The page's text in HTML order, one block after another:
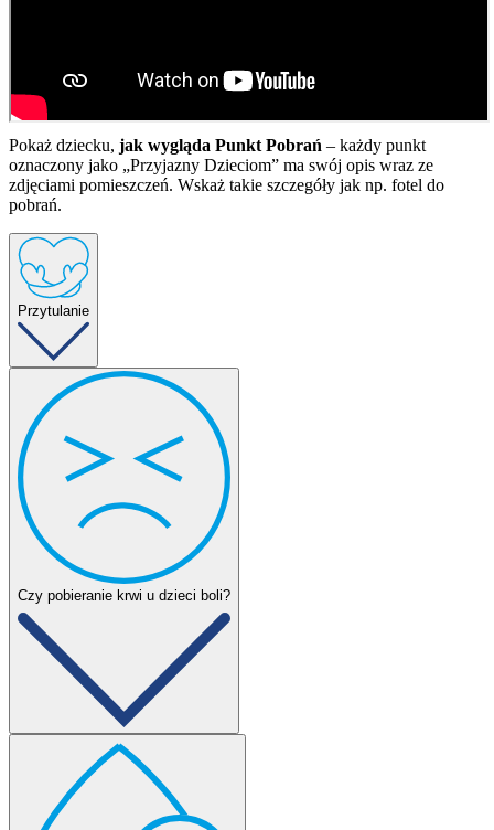
Pokaż dziecku, jak wygląda Punkt Pobrań – każdy punkt
oznaczony jako „Przyjazny Dzieciom” ma swój opis wraz ze
zdjęciami pomieszczeń. Wskaż takie szczegóły jak np. fotel do
pobrań.
Przytulanie
Zapewnij dziecko o swojej obecności i wsparciu podczas badania.
Mocne przytulenie pomoże dodać otuchy, a także zabezpieczy przed
nagłym szarpnięciem ręki przez Malucha.
Czy pobieranie krwi u dzieci boli?
Uprzedź dziecko, że poczuje ukłucie. Nieprzyjemne uczucie jest
spowodowane przebiciem igły przez skórę. Naczynia krwionośne
nie posiadają receptorów bólowych, a więc już sam proces
napływania krwi do próbówki nie jest bolesny.